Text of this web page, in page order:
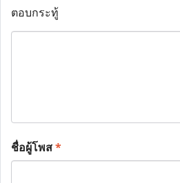
ตอบกระทู้
ชื่อผู้โพส*